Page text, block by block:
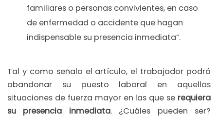
familiares o personas convivientes, en caso
de enfermedad o accidente que hagan
indispensable su presencia inmediata”.
Tal y como señala el artículo, el trabajador podrá
abandonar su puesto laboral en aquellas
situaciones de fuerza mayor en las que se requiera
su presencia inmediata. ¿Cuáles pueden ser?